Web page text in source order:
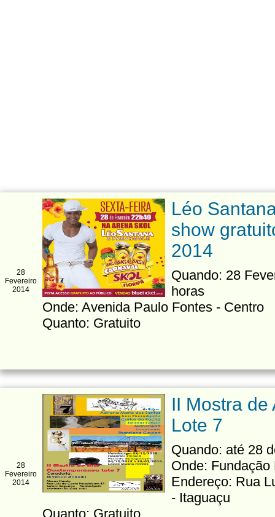
28
Fevereiro
2014
Léo
show
2014
Quando: 28
horas
Onde: Avenida Paulo Fontes - Centro
Quanto: Gratuito
28
Fevereiro
2014
II Mostra
Lote 7
Quando: até 28
Onde: Fundação
Endereço: Rua
- Itaguaçu
Quanto: Gratuito